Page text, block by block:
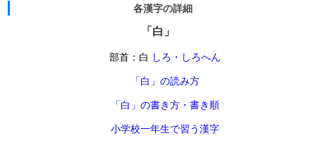
各漢字の詳細
「白」
部首：白 しろ・しろへん
「白」の読み方
「白」の書き方・書き順
小学校一年生で習う漢字